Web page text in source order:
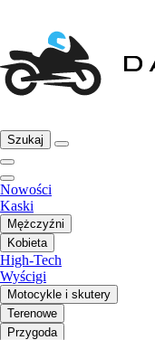
Szukaj
Nowości
Kaski
Mężczyźni
Kobieta
High-Tech
Wyścigi
Motocykle i skutery
Terenowe
Przygoda